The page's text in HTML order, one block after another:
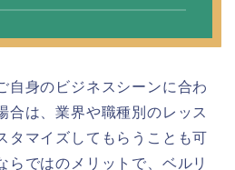
自身のビジネスシーンに合わ
合は、業界や職種別のレッス
タマイズしてもらうことも可
らではのメリットで、ベルリ